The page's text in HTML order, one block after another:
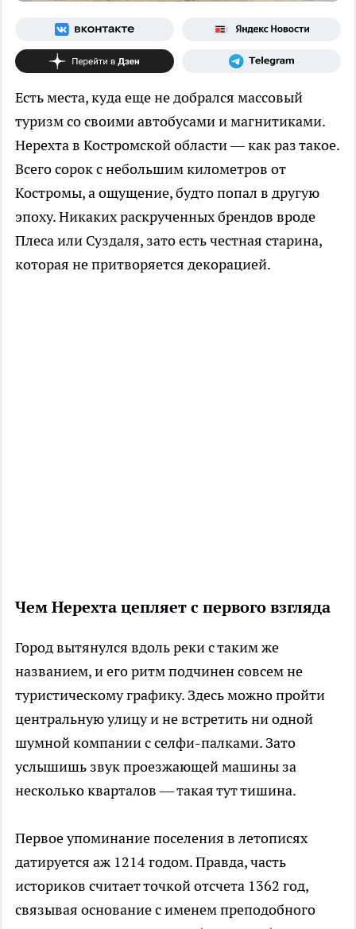
Есть места, куда еще не добрался массовый
туризм со своими автобусами и магнитиками.
Нерехта в Костромской области — как раз такое.
Всего сорок с небольшим километров от
Костромы, а ощущение, будто попал в другую
эпоху. Никаких раскрученных брендов вроде
Плеса или Суздаля, зато есть честная старина,
которая не притворяется декорацией.
Чем Нерехта цепляет с первого взгляда
Город вытянулся вдоль реки с таким же
названием, и его ритм подчинен совсем не
туристическому графику. Здесь можно пройти
центральную улицу и не встретить ни одной
шумной компании с селфи-палками. Зато
услышишь звук проезжающей машины за
несколько кварталов — такая тут тишина.
Первое упоминание поселения в летописях
датируется аж 1214 годом. Правда, часть
историков считает точкой отсчета 1362 год,
связывая основание с именем преподобного